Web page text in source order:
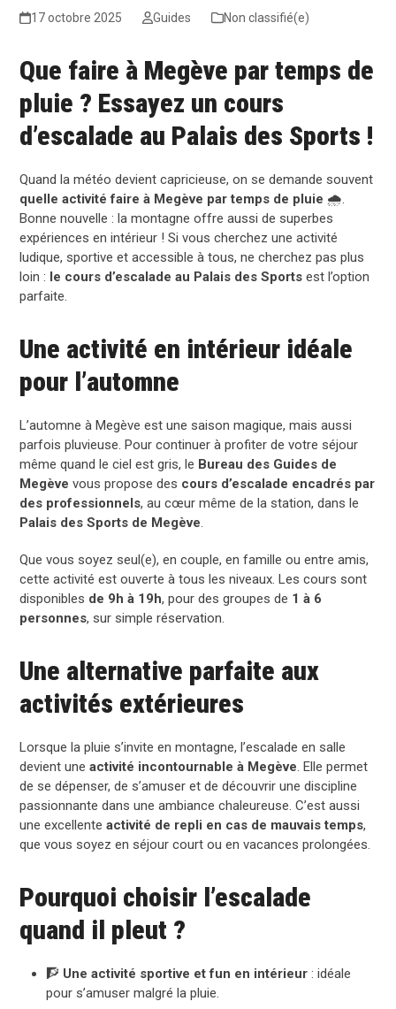
17 octobre 2025 Guides Non classifié(e)
Que faire à Megève par temps de
pluie ? Essayez un cours
d’escalade au Palais des Sports !
Quand la météo devient capricieuse, on se demande souvent
quelle activité faire à Megève par temps de pluie 🌧️.
Bonne nouvelle : la montagne offre aussi de superbes
expériences en intérieur ! Si vous cherchez une activité
ludique, sportive et accessible à tous, ne cherchez pas plus
loin : le cours d’escalade au Palais des Sports est l’option
parfaite.
Une activité en intérieur idéale
pour l’automne
L’automne àMegève est une saison magique, mais aussi
parfois pluvieuse. Pour continuer à profiter de votre séjour
même quand le ciel est gris, le Bureau des Guides de
Megève vous propose des cours d’escalade encadrés par
des professionnels, au cœur même de la station, dans le
Palais des Sports de Megève.
Que vous soyez seul(e), en couple, en famille ou entre amis,
cette activité est ouverte à tous les niveaux. Les cours sont
disponibles de 9h à 19h, pour des groupes de 1 à 6
personnes, sur simple réservation.
Une alternative parfaite aux
activités extérieures
Lorsque la pluie s’invite en montagne, l’escalade en salle
devient uneactivité incontournable à Megève. Elle permet
de se dépenser, de s’amuser et de découvrir une discipline
passionnante dans une ambiance chaleureuse. C’est aussi
une excellenteactivité de repli en cas de mauvais temps,
que vous soyez en séjour court ou en vacances prolongées.
Pourquoi choisir l’escalade
quand il pleut ?
🧗 Une activité sportive et fun en intérieur : idéale
pour s’amuser malgré la pluie.